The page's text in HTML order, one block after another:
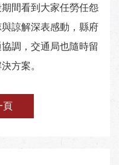
間看到大家任勞任怨
諒解深表感動，縣府
調，交通局也隨時留
方案。
頁